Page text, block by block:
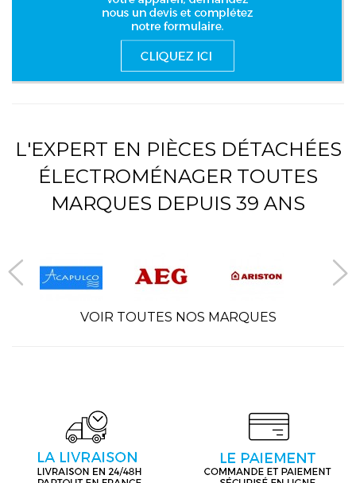
L'EXPERT EN PIÈCES DÉTACHÉES
ÉLECTROMÉNAGER TOUTES
MARQUES DEPUIS 39 ANS
VOIR TOUTES NOS MARQUES